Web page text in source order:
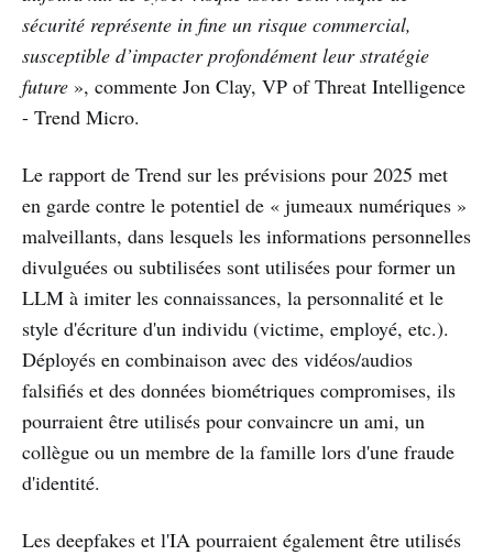
sécurité représente in fine un risque commercial,
susceptible d’impacter profondément leur stratégie
future », commente Jon Clay, VP of Threat Intelligence
- Trend Micro.
Le rapport de Trend sur les prévisions pour 2025 met
en garde contre le potentiel de « jumeaux numériques »
malveillants, dans lesquels les informations personnelles
divulguées ou subtilisées sont utilisées pour former un
LLM à imiter les connaissances, la personnalité et le
style d'écriture d'un individu (victime, employé, etc.).
Déployés en combinaison avec des vidéos/audios
falsifiés et des données biométriques compromises, ils
pourraient être utilisés pour convaincre un ami, un
collègue ou un membre de la famille lors d'une fraude
d'identité.
Les deepfakes et l'IA pourraient également être utilisés